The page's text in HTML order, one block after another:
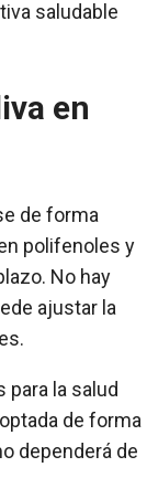
saludable
en
de forma
polifenoles y
No hay
ajustar la
la salud
de forma
dependerá de